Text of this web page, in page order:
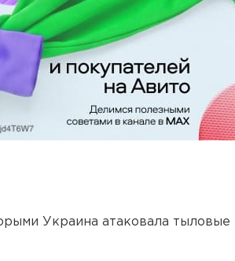
Украина атаковала тыловые